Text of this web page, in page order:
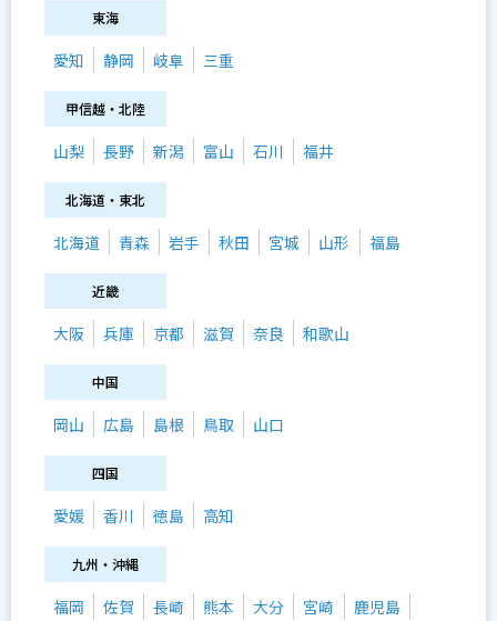
東海
愛知 静岡 岐阜 三重
甲信越・北陸
山梨 長野 新潟 富山 石川 福井
北海道・東北
北海道 青森 岩手 秋田 宮城 山形 福島
近畿
大阪 兵庫 京都 滋賀 奈良 和歌山
中国
岡山 広島 島根 鳥取 山口
四国
愛媛 香川 徳島 高知
九州・沖縄
福岡 佐賀 長崎 熊本 大分 宮崎
鹿児島